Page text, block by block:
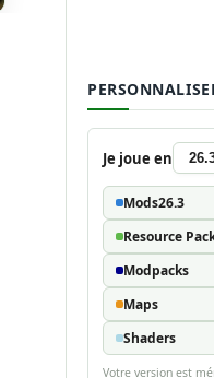
Je joue en
Mods26.3
Resource
Modpacks
Maps
Shaders
Votre version est